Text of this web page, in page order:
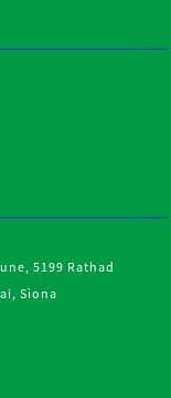
5199 Rathad
Sìona